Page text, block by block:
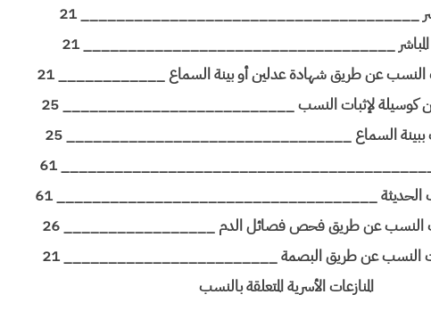
المباشر ______________________________________ 21
غير المباشر ___________________________________ 21
النسب عن طريق شهادة عدلين أو بينة السماع ____________ 21
كوسيلة لإثبات النسب __________________________ 25
ببينة السماع ________________________________ 25
61
الحديثة ____________________________________ 61
النسب عن طريق فحص فصائل الدم _________________ 26
النسب عن طريق البصمة ________________________ 21
المنازعات الأسرية المتعلقة بالنسب